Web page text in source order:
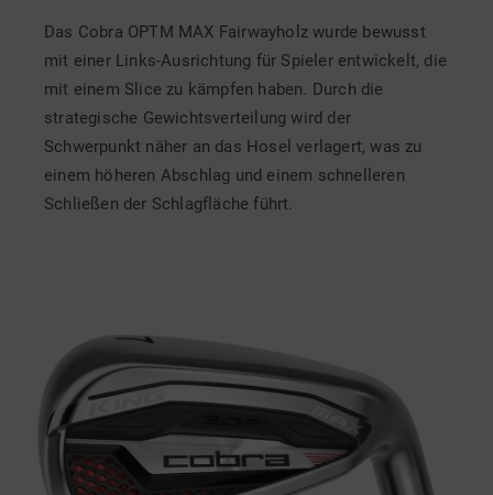
Das Cobra OPTM MAX Fairwayholz wurde bewusst
mit einer Links-Ausrichtung für Spieler entwickelt, die
mit einem Slice zu kämpfen haben. Durch die
strategische Gewichtsverteilung wird der
Schwerpunkt näher an das Hosel verlagert, was zu
einem höheren Abschlag und einem schnelleren
Schließen der Schlagfläche führt.